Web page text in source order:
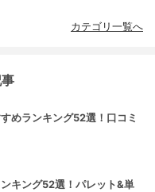
カテゴリ一覧へ
めランキング52選！口コミ
キング52選！パレット&単